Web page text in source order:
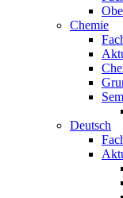
Chemie
Deutsch